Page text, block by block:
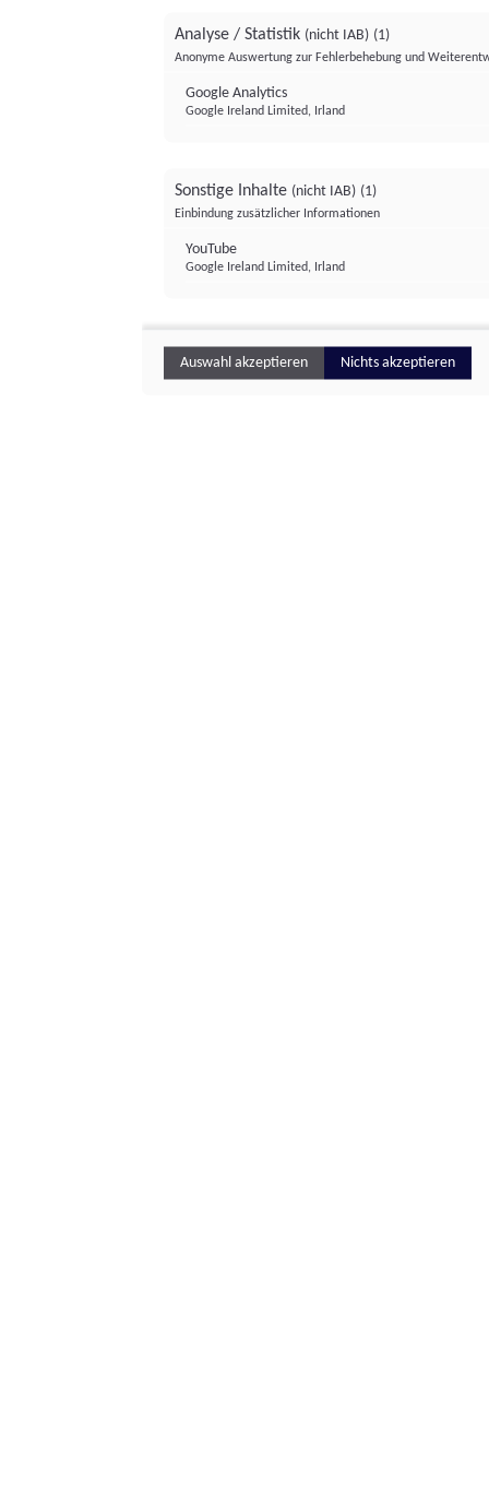
Analyse / Statistik (nicht IAB) (1)
Anonyme Auswertung zur Fehlerbehebung und
Google Analytics
Google Ireland Limited, Irland
Sonstige Inhalte (nicht IAB) (1)
Einbindung zusätzlicher Informationen
YouTube
Google Ireland Limited, Irland
Auswahl akzeptieren Nichts akzeptieren